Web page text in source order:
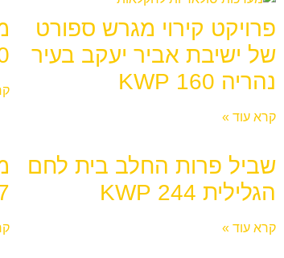
פרויקט קירוי מגרש ספורט
של ישיבת אביר יעקב בעיר
נהריה 160 KWP
קרא עוד »
שביל פרות החלב בית לחם
הגלילית 244 KWP
קרא עוד »